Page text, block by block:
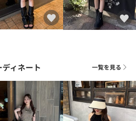
ィネート 一覧を見る